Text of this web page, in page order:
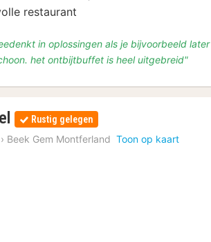
restaurant
in oplossingen als je bijvoorbeeld later
het ontbijtbuffet is heel uitgebreid"
1
nacht
vanaf
Rustig gelegen
› Beek Gem Montferland Toon op kaart